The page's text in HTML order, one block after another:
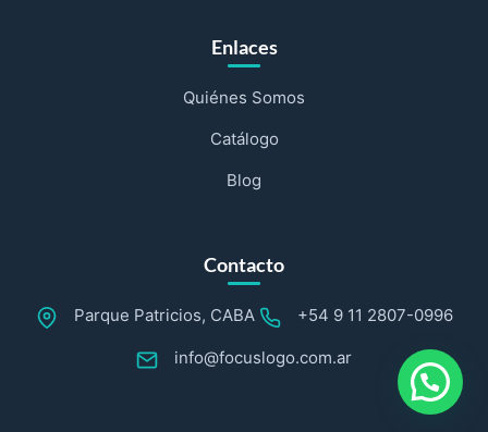
Enlaces
Quiénes Somos
Catálogo
Blog
Contacto
Parque Patricios, CABA +54 9 11 2807-0996
info@focuslogo.com.ar